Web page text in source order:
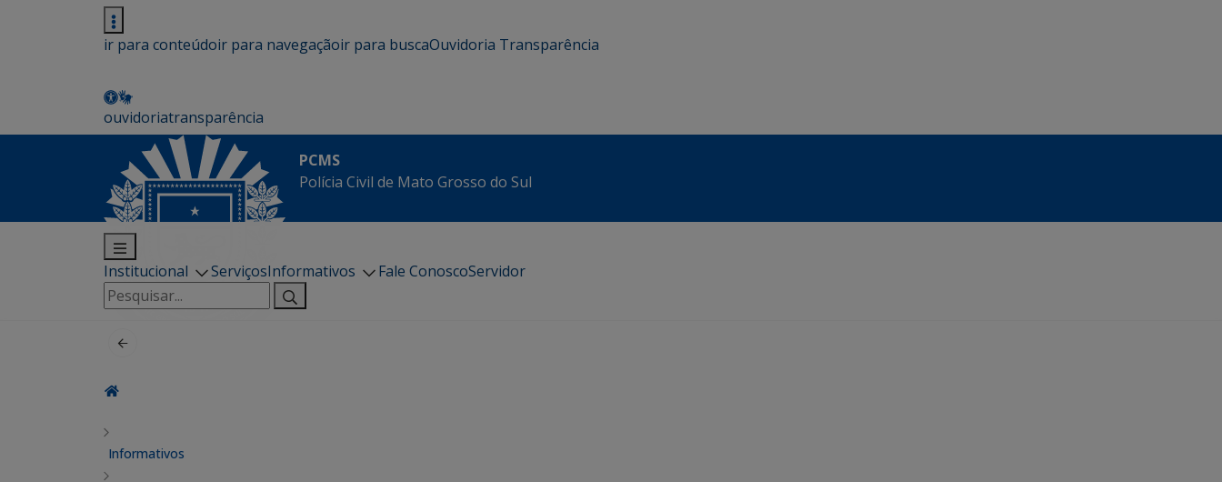
ir para conteúdoir para navegaçãoir para buscaOuvidoria Transparência
ouvidoriatransparência
PCMS
Polícia Civil de Mato Grosso do Sul
Institucional ServiçosInformativos Fale ConoscoServidor
Pesquisar
por:
Informativos